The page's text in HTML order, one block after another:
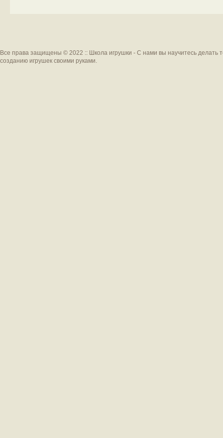
Все права защищены © 2022 :: Школа игрушки - С нами вы научитесь делать
созданию игрушек своими руками.